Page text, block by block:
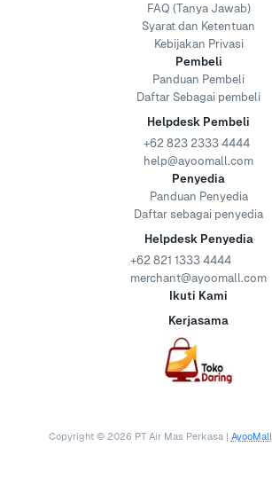
FAQ (Tanya Jawab)
Syarat dan Ketentuan
Kebijakan Privasi
Pembeli
Panduan Pembeli
Daftar Sebagai pembeli
Helpdesk Pembeli
+62 823 2333 4444
help@ayoomall.com
Penyedia
Panduan Penyedia
Daftar sebagai penyedia
Helpdesk Penyedia
+62 821 1333 4444
merchant@ayoomall.com
Ikuti Kami
Kerjasama
Copyright © 2026 PT Air Mas Perkasa | AyooMall